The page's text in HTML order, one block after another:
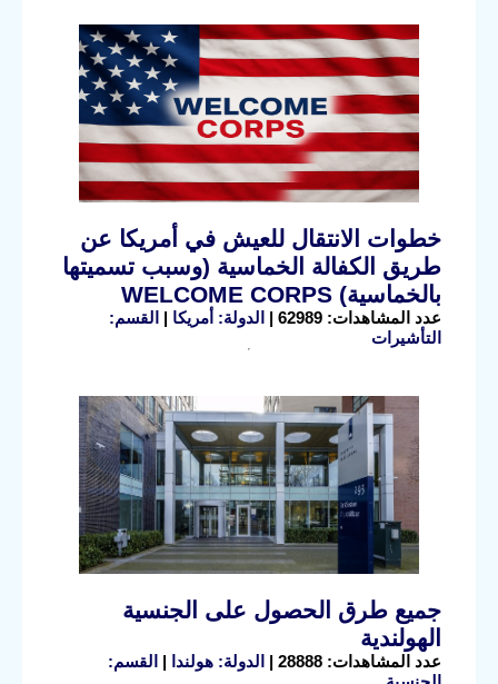
خطوات الانتقال للعيش في أمريكا عن
طريق الكفالة الخماسية (وسبب تسميتها
بالخماسية) WELCOME CORPS
عدد المشاهدات: 62989 | الدولة: أمريكا | القسم:
التأشيرات
جميع طرق الحصول على الجنسية
الهولندية
عدد المشاهدات: 28888 | الدولة: هولندا | القسم: